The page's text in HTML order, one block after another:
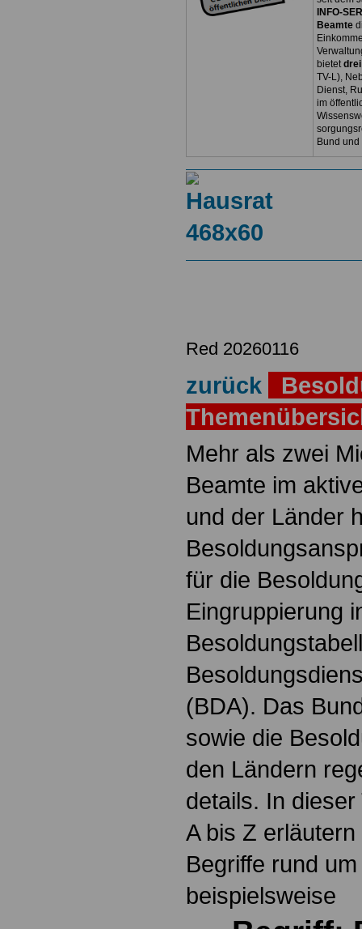
INFO-
Beamte
bietet
TV-L),
Dienst,
im
Bund
Red 20260116
zurück
Mehr als zwei
Beamte im
und der Länder
für die
Eingruppierung
(BDA). Das
sowie die
den Ländern
details. In
A bis Z
Begriffe rund
beispielsweise